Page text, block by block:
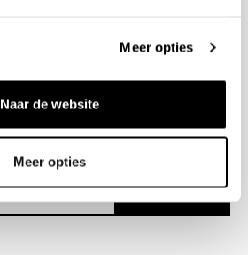
Meer opties
Naar de website
Meer opties